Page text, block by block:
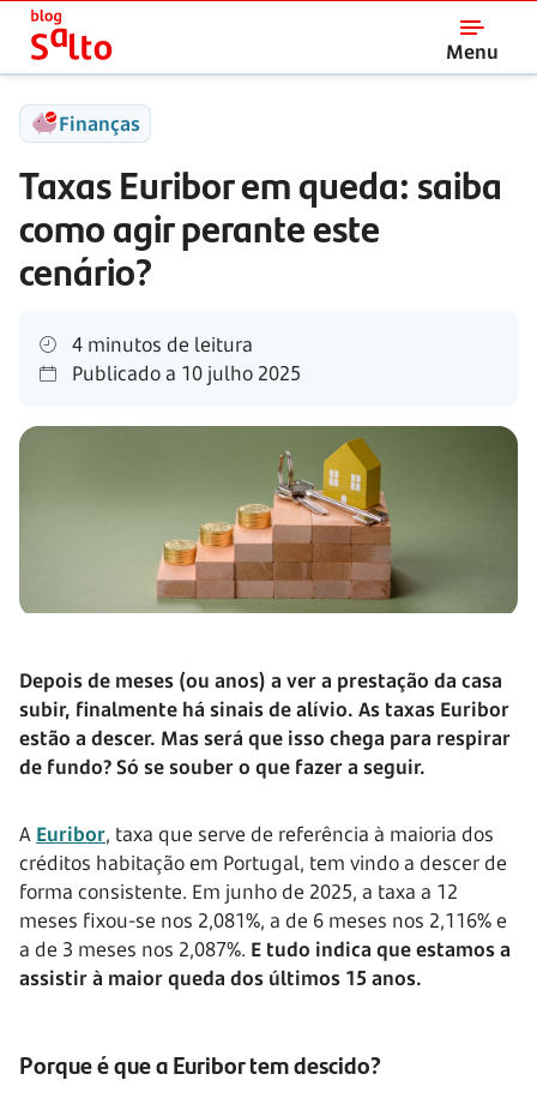
Menu
Salto
Finanças
Taxas Euribor em queda: saiba
como agir perante este
cenário?
4 minutos de leitura
Publicado a 10 julho 2025
Depois de meses (ou anos) a ver a prestação da casa
subir, finalmente há sinais de alívio. As taxas Euribor
estão a descer. Mas será que isso chega para respirar
de fundo? Só se souber o que fazer a seguir.
A Euribor, taxa que serve de referência à maioria dos
créditos habitação em Portugal, tem vindo a descer de
forma consistente. Em junho de 2025, a taxa a 12
meses fixou-se nos 2,081%, a de 6 meses nos 2,116% e
a de 3 meses nos 2,087%. E tudo indica que estamos a
assistir à maior queda dos últimos 15 anos.
Porque é que a Euribor tem descido?